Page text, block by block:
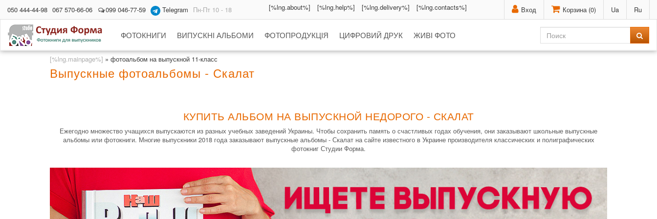
Вход Корзина (0) Ua Ru
050 444-44-98 067 570-66-06 099 046-77-59 Telegram Пн-Пт 10 - 18 [%lng.about%] [%lng.help%] [%lng.delivery%] [%lng.contacts%]
ФОТОКНИГИ ВИПУСКНІ АЛЬБОМИ ФОТОПРОДУКЦІЯ ЦИФРОВИЙ ДРУК ЖИВІ ФОТО
[%lng.mainpage%] » фотоальбом на выпускной 11-класс
Выпускные фотоальбомы - Скалат
КУПИТЬ АЛЬБОМ НА ВЫПУСКНОЙ НЕДОРОГО - СКАЛАТ
Ежегодно множество учащихся выпускаются из разных учебных заведений Украины. Чтобы сохранить память о счастливых годах обучения, они заказывают школьные выпускные
альбомы или фотокниги. Многие выпускники 2018 года заказывают выпускные альбомы - Скалат на сайте известного в Украине производителя классических и полиграфических
фотокниг Студии Форма.